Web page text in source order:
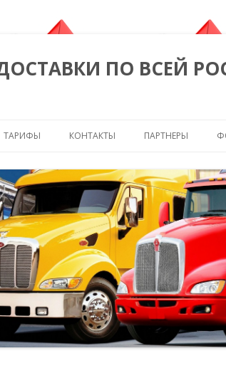
ПО ВСЕЙ
ТАРИФЫ КОНТАКТЫ ПАРТНЕРЫ